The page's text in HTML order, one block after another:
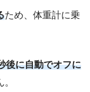
ため、体重計に乗
後に自動でオフに